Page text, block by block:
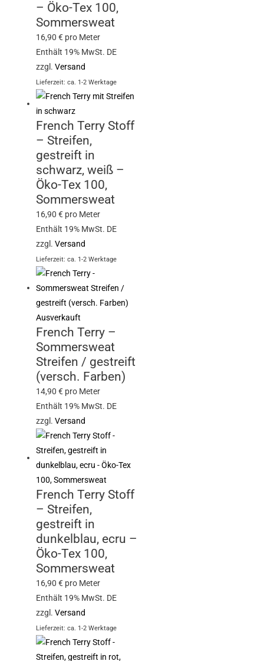
– Öko-Tex 100,
Sommersweat
16,90€ pro Meter
Enthält 19% MwSt. DE
zzgl.Versand
Lieferzeit: ca. 1-2 Werktage
French Terry Stoff
– Streifen,
gestreift in
schwarz, weiß –
Öko-Tex 100,
Sommersweat
16,90€ pro Meter
Enthält 19% MwSt. DE
zzgl.Versand
Lieferzeit: ca. 1-2 Werktage
Ausverkauft
French Terry –
Sommersweat
Streifen / gestreift
(versch. Farben)
14,90€ pro Meter
Enthält 19% MwSt. DE
zzgl.Versand
French Terry Stoff
– Streifen,
gestreift in
dunkelblau, ecru –
Öko-Tex 100,
Sommersweat
16,90€ pro Meter
Enthält 19% MwSt. DE
zzgl.Versand
Lieferzeit: ca. 1-2 Werktage